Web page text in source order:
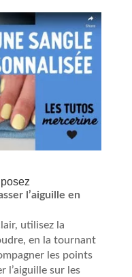
l’aiguille en
utilisez la
en la tournant
les points
l’aiguille sur les